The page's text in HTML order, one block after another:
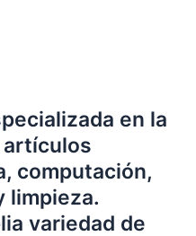
en la
artículos
computación,
limpieza.
variedad de